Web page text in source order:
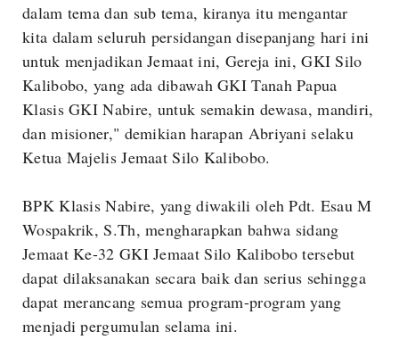
dalam tema dan sub tema, kiranya itu mengantar
kita dalam seluruh persidangan disepanjang hari ini
untuk menjadikan Jemaat ini, Gereja ini, GKI Silo
Kalibobo, yang ada dibawah GKI Tanah Papua
Klasis GKI Nabire, untuk semakin dewasa, mandiri,
dan misioner," demikian harapan Abriyani selaku
Ketua Majelis Jemaat Silo Kalibobo.
BPK Klasis Nabire, yang diwakili oleh Pdt. Esau M
Wospakrik, S.Th, mengharapkan bahwa sidang
Jemaat Ke-32 GKI Jemaat Silo Kalibobo tersebut
dapat dilaksanakan secara baik dan serius sehingga
dapat merancang semua program-program yang
menjadi pergumulan selama ini.